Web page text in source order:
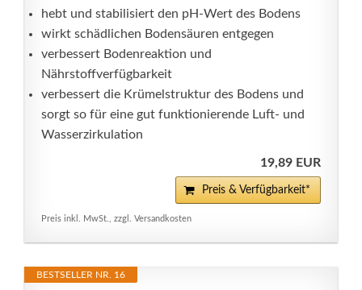
hebt und stabilisiert den pH-Wert des Bodens
wirkt schädlichen Bodensäuren entgegen
verbessert Bodenreaktion und
Nährstoffverfügbarkeit
verbessert die Krümelstruktur des Bodens und
sorgt so für eine gut funktionierende Luft- und
Wasserzirkulation
19,89 EUR
Preis & Verfügbarkeit*
Preis inkl. MwSt., zzgl. Versandkosten
BESTSELLER NR. 16